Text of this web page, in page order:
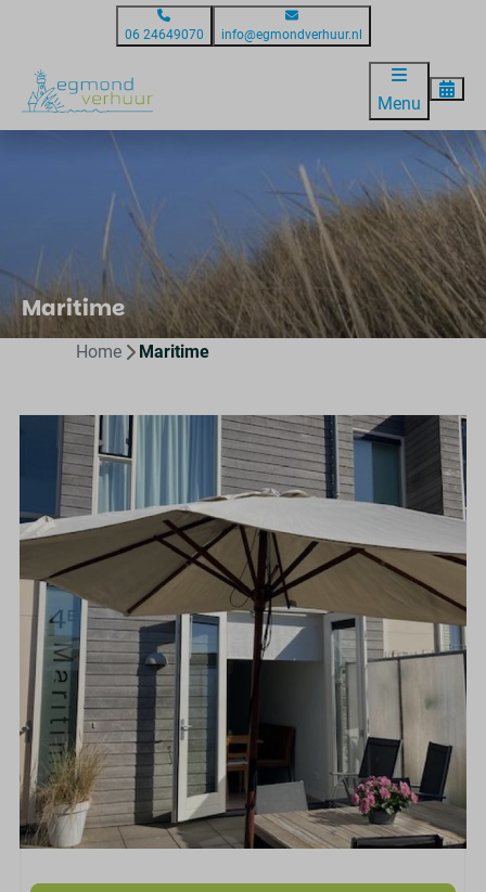
06 24649070 info@egmondverhuur.nl
Menu
Maritime
Home Maritime